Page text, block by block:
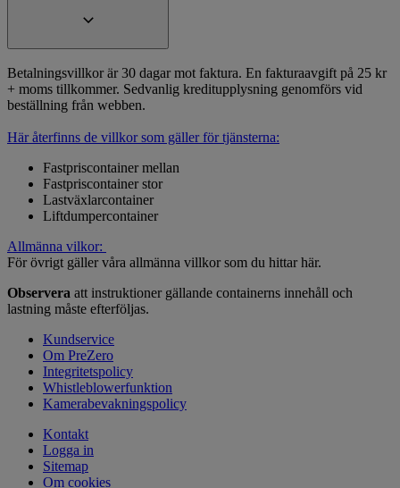
Betalningsvillkor är 30 dagar mot faktura. En fakturaavgift på 25 kr
+ moms tillkommer. Sedvanlig kreditupplysning genomförs vid
beställning från webben.
Här återfinns de villkor som gäller för tjänsterna:
Fastpriscontainer mellan
Fastpriscontainer stor
Lastväxlarcontainer
Liftdumpercontainer
Allmänna vilkor:
För övrigt gäller våra allmänna villkor som du hittar här.
Observera att instruktioner gällande containerns innehåll och
lastning måste efterföljas.
Kundservice
Om PreZero
Integritetspolicy
Whistleblowerfunktion
Kamerabevakningspolicy
Kontakt
Logga in
Sitemap
Om cookies